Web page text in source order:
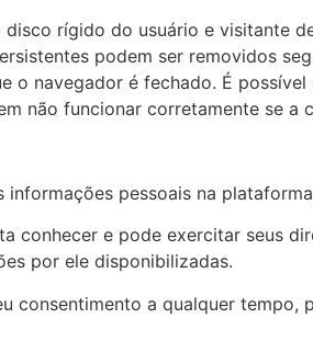
rígido do usuário e visitante
podem ser removidos
o navegador é fechado. É
não funcionar corretamente se
pessoais na
conhecer e pode exercitar seus
por ele disponibilizadas.
consentimento a qualquer